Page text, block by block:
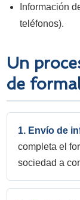
Información
teléfonos).
Un
de
1. Envío de
completa el
sociedad a